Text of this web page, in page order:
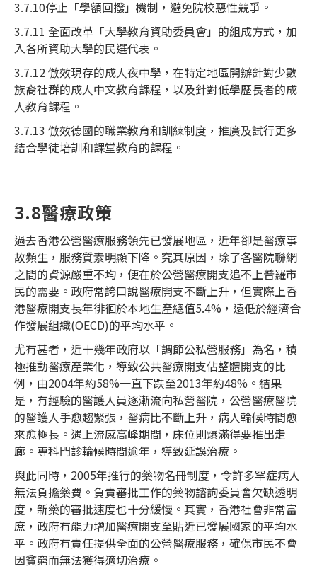
3.7.10停止「學額回撥」機制，避免院校惡性競爭。
3.7.11 全面改革「大學教育資助委員會」的組成方式，加
入各所資助大學的民選代表。
3.7.12 倣效現存的成人夜中學，在特定地區開辦針對少數
族裔社群的成人中文教育課程，以及針對低學歷長者的成
人教育課程。
3.7.13 倣效德國的職業教育和訓練制度，推廣及試行更多
結合學徒培訓和課堂教育的課程。
3.8醫療政策
過去香港公營醫療服務領先已發展地區，近年卻是醫療事
故頻生，服務質素明顯下降。究其原因，除了各醫院聯網
之間的資源嚴重不均，便在於公營醫療開支追不上普羅市
民的需要。政府常誇口說醫療開支不斷上升，但實際上香
港醫療開支長年徘徊於本地生產總值5.4%，遠低於經濟合
作發展組織(OECD)的平均水平。
尤有甚者，近十幾年政府以「調節公私營服務」為名，積
極推動醫療產業化，導致公共醫療開支佔整體開支的比
例，由2004年約58%一直下跌至2013年約48%。結果
是，有經驗的醫護人員逐漸流向私營醫院，公營醫療醫院
的醫護人手愈趨緊張，醫病比不斷上升，病人輪候時間愈
來愈極長。遇上流感高峰期間，床位則爆滿得要推出走
廊。專科門診輪候時間逾年，導致延誤治療。
與此同時，2005年推行的藥物名冊制度，令許多罕症病人
無法負擔藥費。負責審批工作的藥物諮詢委員會欠缺透明
度，新藥的審批速度也十分緩慢。其實，香港社會非常富
庶，政府有能力增加醫療開支至貼近已發展國家的平均水
平。政府有責任提供全面的公營醫療服務，確保市民不會
因貧窮而無法獲得適切治療。